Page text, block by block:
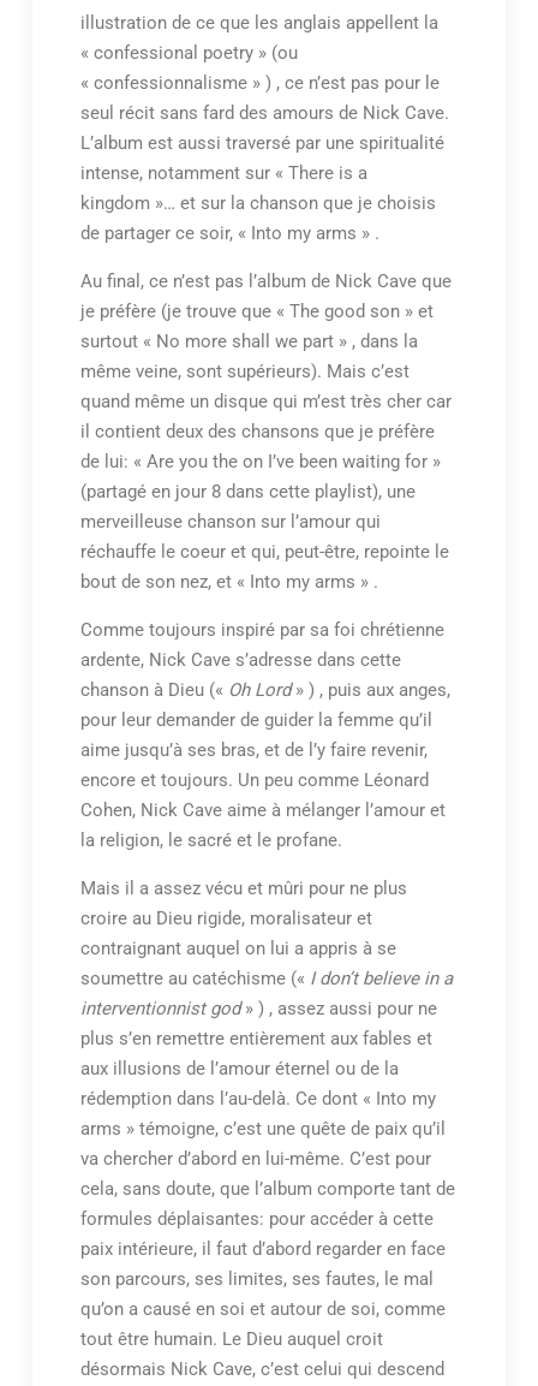
illustration de ce que les anglais appellent la
« confessional poetry » (ou
« confessionnalisme » ) , ce n’est pas pour le
seul récit sans fard des amours de Nick Cave.
L’album est aussi traversé par une spiritualité
intense, notamment sur « There is a
kingdom »… et sur la chanson que je choisis
de partager ce soir, « Into my arms » .
Au final, ce n’est pas l’album de Nick Cave que
je préfère (je trouve que « The good son » et
surtout « No more shall we part » , dans la
même veine, sont supérieurs). Mais c’est
quand même un disque qui m’est très cher car
il contient deux des chansons que je préfère
de lui: « Are you the on I’ve been waiting for »
(partagé en jour 8 dans cette playlist), une
merveilleuse chanson sur l’amour qui
réchauffe le coeur et qui, peut-être, repointe le
bout de son nez, et « Into my arms » .
Comme toujours inspiré par sa foi chrétienne
ardente, Nick Cave s’adresse dans cette
chanson à Dieu (« Oh Lord» ) , puis aux anges,
pour leur demander de guider la femme qu’il
aime jusqu’à ses bras, et de l’y faire revenir,
encore et toujours. Un peu comme Léonard
Cohen, Nick Cave aime à mélanger l’amour et
la religion, le sacré et le profane.
Mais il a assez vécu et mûri pour ne plus
croire au Dieu rigide, moralisateur et
contraignant auquel on lui a appris à se
soumettre au catéchisme (« I don’t believe in a
interventionnist god» ) , assez aussi pour ne
plus s’en remettre entièrement aux fables et
aux illusions de l’amour éternel ou de la
rédemption dans l’au-delà. Ce dont « Into my
arms » témoigne, c’est une quête de paix qu’il
va chercher d’abord en lui-même. C’est pour
cela, sans doute, que l’album comporte tant de
formules déplaisantes: pour accéder à cette
paix intérieure, il faut d’abord regarder en face
son parcours, ses limites, ses fautes, le mal
qu’on a causé en soi et autour de soi, comme
tout être humain. Le Dieu auquel croit
désormais Nick Cave, c’est celui qui descend